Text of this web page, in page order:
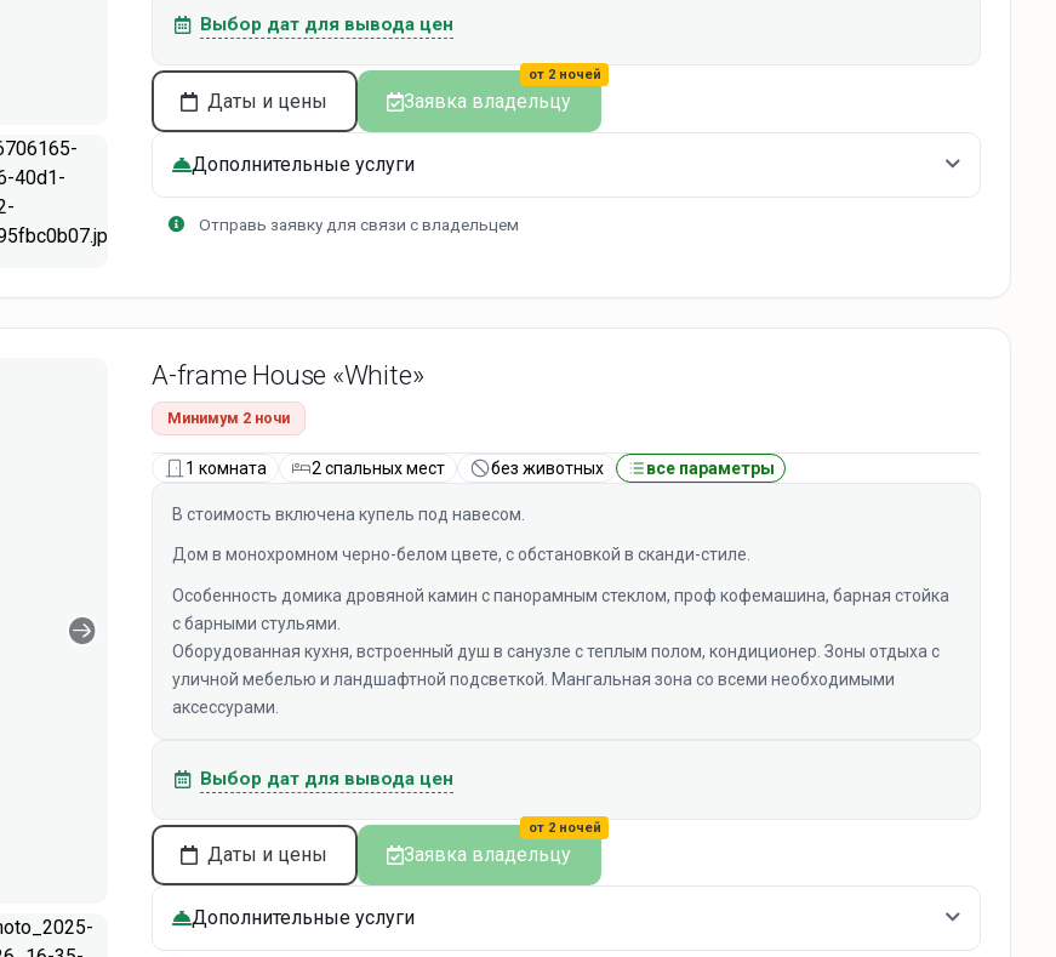
Выбор дат для вывода цен
Даты и цены Заявка владельцу
от 2 ночей
Дополнительные услуги
Отправь заявку для связи с владельцем
A-frame House «White»
Минимум 2 ночи
1 комната 2 спальных мест без животных все параметры
В стоимость включена купель под навесом.
Дом в монохромном черно-белом цвете, с обстановкой в сканди-стиле.
Особенность домика дровяной камин с панорамным стеклом, проф кофемашина, барная стойка
с барными стульями.
Оборудованная кухня, встроенный душ в санузле с теплым полом, кондиционер. Зоны отдыха с
уличной мебелью и ландшафтной подсветкой. Мангальная зона со всеми необходимыми
аксессурами.
Выбор дат для вывода цен
Даты и цены Заявка владельцу
от 2 ночей
Дополнительные услуги